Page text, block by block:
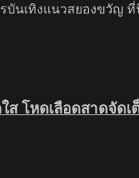
บันเทิงแนวสยองขวัญ ที่
โหดเลือดสาดจัดเ